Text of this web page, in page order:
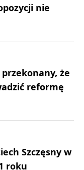
nie
że
reformę
Szczęsny w
roku